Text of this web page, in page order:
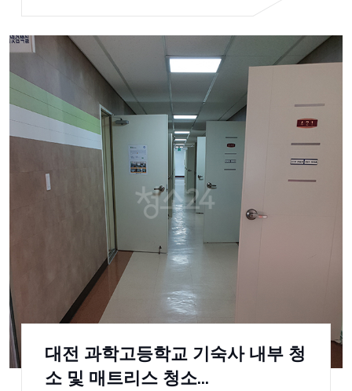
대전 과학고등학교 기숙사 내부 청
소 및 매트리스 청소...